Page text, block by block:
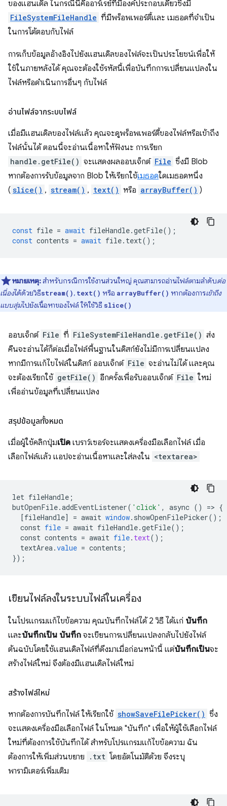
ของแฮนเดิล ในกรณีนี้คืออาร์เรย์ที่มีองค์ประกอบเดียวซึ่งมี
FileSystemFileHandle ที่มีพร็อพเพอร์ตี้และ เมธอดที่จำเป็น
ในการโต้ตอบกับไฟล์
การเก็บข้อมูลอ้างอิงไปยังแฮนเดิลของไฟล์จะเป็นประโยชน์เพื่อให้
ใช้ในภายหลังได้ คุณจะต้องใช้รหัสนี้เพื่อบันทึกการเปลี่ยนแปลงใน
ไฟล์หรือดำเนินการอื่นๆ กับไฟล์
อ่านไฟล์จากระบบไฟล์
เมื่อมีแฮนเดิลของไฟล์แล้ว คุณจะดูพร็อพเพอร์ตี้ของไฟล์หรือเข้าถึง
ไฟล์นั้นได้ ตอนนี้จะอ่านเนื้อหาให้ฟังนะ การเรียก
handle.getFile() จะแสดงผลออบเจ็กต์ File ซึ่งมี Blob
หากต้องการรับข้อมูลจาก Blob ให้เรียกใช้เมธอดใดเมธอดหนึ่ง
( slice() , stream() , text() หรือ arrayBuffer() )
const file = await fileHandle.getFile();
const contents = await file. text();
หมายเหตุ:สำหรับกรณีการใช้งานส่วนใหญ่ คุณสามารถอ่านไฟล์ตามลำดับต่อ
เนื่องได้ด้วยวิธีstream(), text() หรือ arrayBuffer() หากต้องการเข้าถึง
แบบสุ่มไปยังเนื้อหาของไฟล์ ให้ใช้วิธี slice()
ออบเจ็กต์ File ที่ FileSystemFileHandle.getFile() ส่ง
คืนจะอ่านได้ก็ต่อเมื่อไฟล์พื้นฐานในดิสก์ยังไม่มีการเปลี่ยนแปลง
หากมีการแก้ไขไฟล์ในดิสก์ ออบเจ็กต์ File จะอ่านไม่ได้ และคุณ
จะต้องเรียกใช้ getFile() อีกครั้งเพื่อรับออบเจ็กต์ File ใหม่
เพื่ออ่านข้อมูลที่เปลี่ยนแปลง
สรุปข้อมูลทั้งหมด
เมื่อผู้ใช้คลิกปุ่มเปิด เบราว์เซอร์จะแสดงเครื่องมือเลือกไฟล์ เมื่อ
เลือกไฟล์แล้ว แอปจะอ่านเนื้อหาและใส่ลงใน <textarea>
let fileHandle ;
butOpenFile.addEventListener( 'click' , async () => {
[fileHandle] = await window. showOpenFilePicker();
const file = await fileHandle.getFile();
const contents = await file. text();
textArea.value = contents ;
});
เขียนไฟล์ลงในระบบไฟล์ในเครื่อง
ในโปรแกรมแก้ไขข้อความ คุณบันทึกไฟล์ได้ 2 วิธี ได้แก่ บันทึก
และบันทึกเป็น บันทึก จะเขียนการเปลี่ยนแปลงกลับไปยังไฟล์
ต้นฉบับโดยใช้แฮนเดิลไฟล์ที่ดึงมาเมื่อก่อนหน้านี้ แต่บันทึกเป็นจะ
สร้างไฟล์ใหม่ จึงต้องมีแฮนเดิลไฟล์ใหม่
สร้างไฟล์ใหม่
หากต้องการบันทึกไฟล์ ให้เรียกใช้ showSaveFilePicker() ซึ่ง
จะแสดงเครื่องมือเลือกไฟล์ ในโหมด "บันทึก" เพื่อให้ผู้ใช้เลือกไฟล์
ใหม่ที่ต้องการใช้บันทึกได้ สำหรับโปรแกรมแก้ไขข้อความ ฉัน
ต้องการให้เพิ่มส่วนขยาย
.txt โดยอัตโนมัติด้วย จึงระบุ
พารามิเตอร์เพิ่มเติม